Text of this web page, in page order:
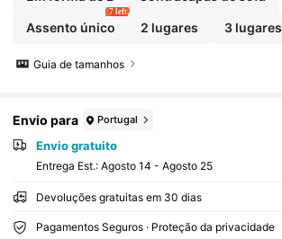
Assento único
7 left
2 lugares 3 lugares
Guia de tamanhos
Envio para Portugal
Envio gratuito
Entrega Est.: Agosto 14 - Agosto 25
Devoluções gratuitas em 30 dias
Pagamentos Seguros · Proteção da privacidade